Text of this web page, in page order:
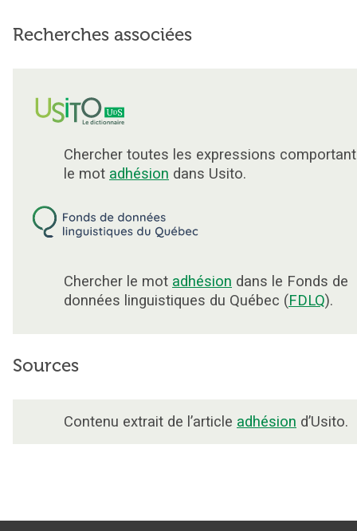
Recherches associées
Chercher toutes les expressions comportant
le mot adhésion dans Usito.
Chercher le mot adhésion dans le Fonds de
données linguistiques du Québec (FDLQ).
Sources
Contenu extrait de l’article adhésion d’Usito.